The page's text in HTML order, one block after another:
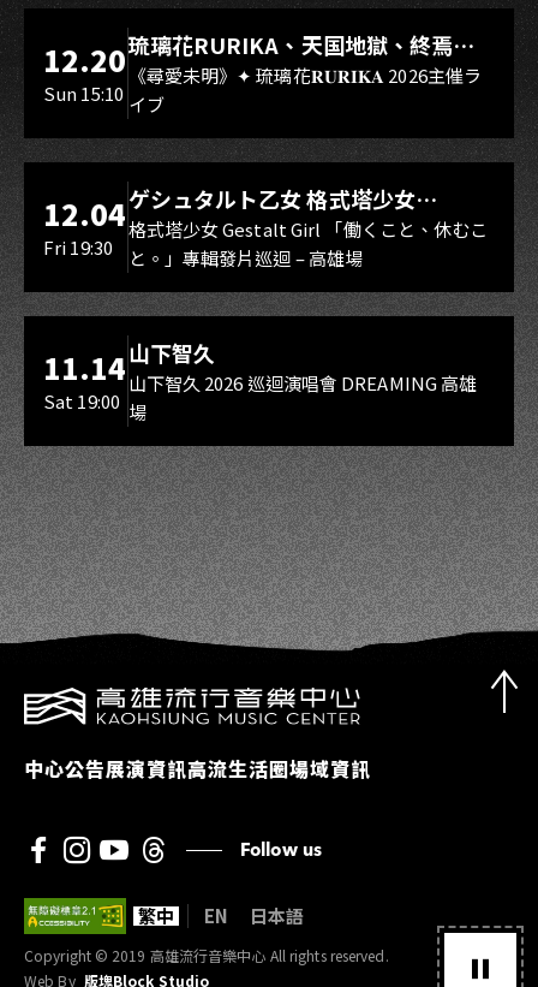
LIVE WAREHOUSE 小庫
12.20
Sun 15:10
琉璃花RURIKA、天国地獄、終焉
Rebirth、DUALIA、無我夢中、花奏
スマイル（O.A.）
《尋愛未明》✦ 琉璃花𝐑𝐔𝐑𝐈𝐊𝐀 2026主催ラ
イブ
LIVE WAREHOUSE 小庫
12.04
Fri 19:30
ゲシュタルト乙女 格式塔少女
Gestalt Girl
格式塔少女 Gestalt Girl 「働くこと、休むこ
と。」專輯發片巡迴 – 高雄場
11.14
Sat 19:00
山下智久
山下智久 2026 巡迴演唱會 DREAMING 高雄
場
中心公告展演資訊高流生活圈場域資訊
Follow us
Copyright © 2019 高雄流行音樂中心 All rights reserved.
Web By 版塊Block Studio
繁中 EN 日本語